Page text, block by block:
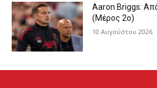
Aaron Briggs:
(Μέρος 2ο)
10 Αυγούστου 2026